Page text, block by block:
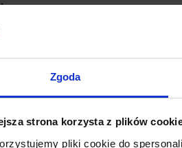
Zgoda
strona korzysta z plików
pliki cookie do